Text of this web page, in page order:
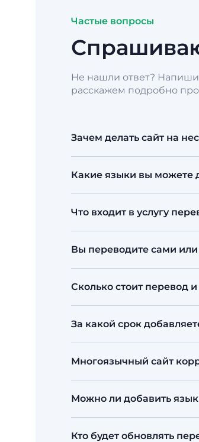
Частые вопросы
Не нашли ответ?
расскажем подробно
Зачем делать сайт на
заявку. Для Казахстана
Какие языки вы можете
аудиторию, включая
Что входит в услугу
интерфейса. На выходе —
Вы переводите сами
специалистов.
Сколько стоит перевод
версии. Точную смету
За какой срок
Многоязычный сайт
отображалась в поиске.
Можно ли добавить
Кто будет обновлять